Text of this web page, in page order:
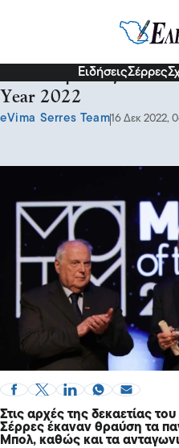
ΕιδήσειςΣέρρες
Ο Παναγιώτης
Year 2022
eVima Serres Team16 Δεκ 2022,
Στις αρχές της δεκαετίας
Σέρρες έκαναν θραύση τα
Μπολ, καθώς και τα